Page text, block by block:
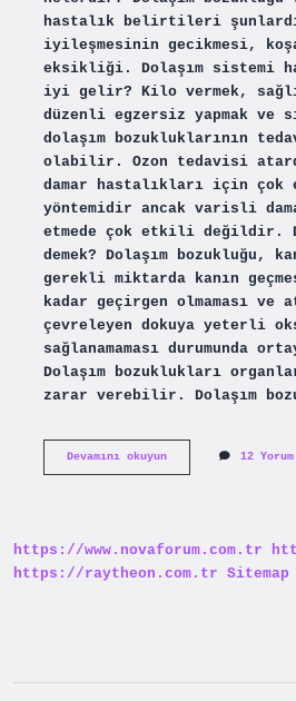
hastalık belirtileri
iyileşmesinin gecikmesi,
eksikliği. Dolaşım sistemi
iyi gelir? Kilo vermek,
düzenli egzersiz yapmak ve
dolaşım bozukluklarının
olabilir. Ozon tedavisi
damar hastalıkları için
yöntemidir ancak varisli
etmede çok etkili değildir.
demek? Dolaşım bozukluğu,
gerekli miktarda kanın
kadar geçirgen olmaması ve
çevreleyen dokuya yeterli
sağlanamaması durumunda
Dolaşım bozuklukları
zarar verebilir. Dolaşım
Devamını okuyunDolaşım
12 Yorum
https://www.novaforum.com.tr
https://raytheon.com.tr Sitemap